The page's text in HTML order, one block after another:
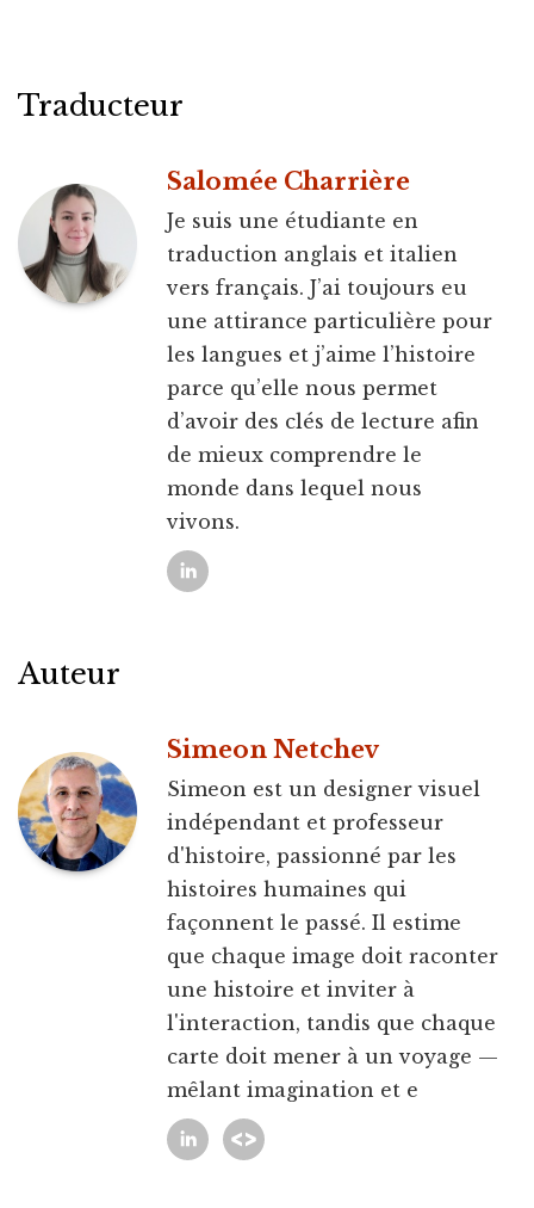
Traducteur
Salomée Charrière
Je suis une étudiante en
traduction anglais et italien
vers français. J’ai toujours eu
une attirance particulière pour
les langues et j’aime l’histoire
parce qu’elle nous permet
d’avoir des clés de lecture afin
de mieux comprendre le
monde dans lequel nous
vivons.
Auteur
Simeon Netchev
Simeon est un designer visuel
indépendant et professeur
d'histoire, passionné par les
histoires humaines qui
façonnent le passé. Il estime
que chaque image doit raconter
une histoire et inviter à
l'interaction, tandis que chaque
carte doit mener à un voyage —
mêlant imagination et e